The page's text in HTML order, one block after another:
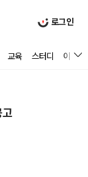
로그인
교육 스터디 이벤트